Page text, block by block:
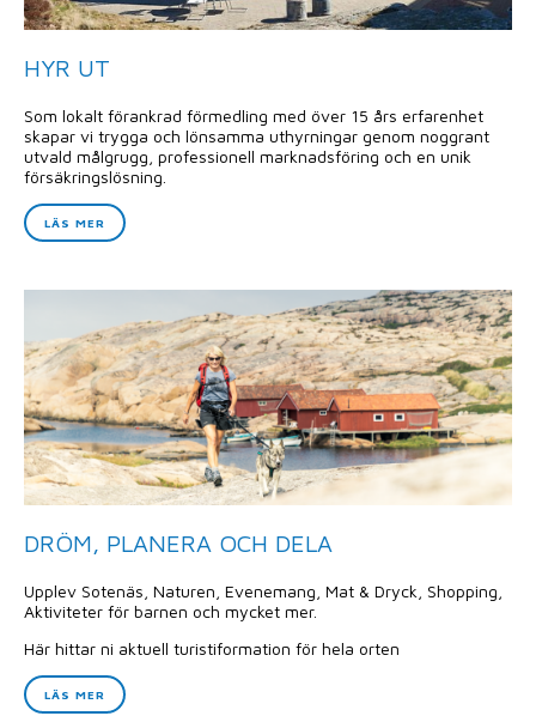
HYR UT
Som lokalt förankrad förmedling med över 15 års erfarenhet
skapar vi trygga och lönsamma uthyrningar genom noggrant
utvald målgrugg, professionell marknadsföring och en unik
försäkringslösning.
LÄS MER
DRÖM, PLANERA OCH DELA
Upplev Sotenäs, Naturen, Evenemang, Mat & Dryck, Shopping,
Aktiviteter för barnen och mycket mer.
Här hittar ni aktuell turistiformation för hela orten
LÄS MER